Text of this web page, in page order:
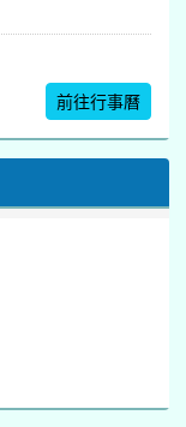
前往行事曆